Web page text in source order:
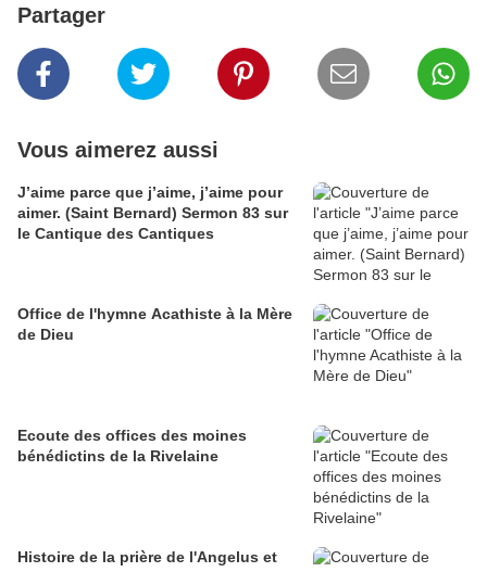
Partager
Vous aimerez aussi
J’aime parce que j’aime, j’aime pour
aimer. (Saint Bernard) Sermon 83 sur
le Cantique des Cantiques
Office de l'hymne Acathiste à la Mère
de Dieu
Ecoute des offices des moines
bénédictins de la Rivelaine
Histoire de la prière de l'Angelus et